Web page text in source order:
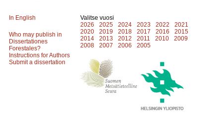
In English
Who may publish in
Dissertationes
Forestales?
Instructions for Authors
Submit a dissertation
Valitse vuosi
2026
2025 2024 2023 2022
2021
2020
2019 2018 2017 2016
2015
2014
2013 2012 2011 2010
2009
2008
2007 2006 2005